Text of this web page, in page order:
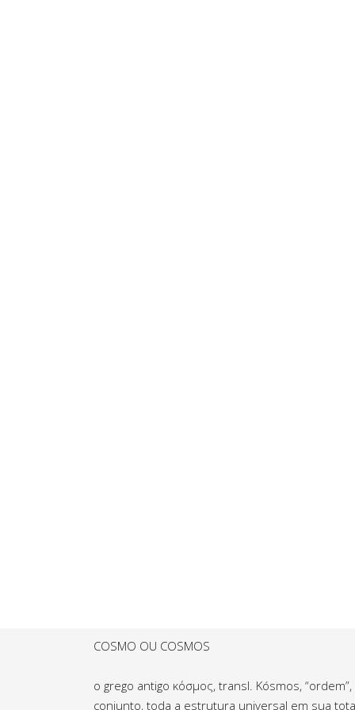
COSMO OU COSMOS
o grego antigo κόσμος, transl. Kósmos,
conjunto, toda a estrutura universal em sua